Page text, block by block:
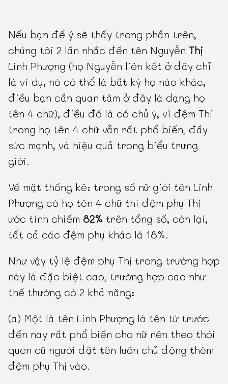
Nếu bạn để ý sẽ thấy trong phần trên,
chúng tôi 2 lần nhắc đến tên Nguyễn Thị
Linh Phượng (họ Nguyễn liên kết ở đây chỉ
là ví dụ, nó có thể là bất kỳ họ nào khác,
điều bạn cần quan tâm ở đây là dạng họ
tên 4 chữ), điều đó là có chủ ý, vì đệm Thị
trong họ tên 4 chữ vẫn rất phổ biến, đầy
sức mạnh, và hiệu quả trong biểu trưng
giới.
Về mặt thống kê: trong số nữ giới tên Linh
Phượng có họ tên 4 chữ thì đệm phụ Thị
ước tính chiếm 82% trên tổng số, còn lại,
tất cả các đệm phụ khác là 18%.
Như vậy tỷ lệ đệm phụ Thị trong trường hợp
này là đặc biệt cao, trường hợp cao như
thế thường có 2 khả năng:
(a) Một là tên Linh Phượng là tên từ trước
đến nay rất phổ biến cho nữ nên theo thói
quen cũ người đặt tên luôn chủ động thêm
đệm phụ Thị vào.